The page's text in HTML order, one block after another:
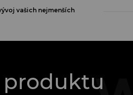
vašich nejmenších
produktu